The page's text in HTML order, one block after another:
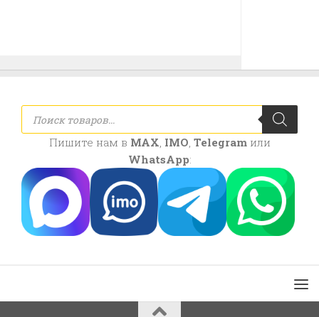
Поиск
товаров
Пишите нам в MAX, IMO, Telegramили
WhatsApp: